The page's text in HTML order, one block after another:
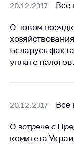
Биржевая
Беларусь
данных
20.12.2017 Все
О новом
Беларусь
уплате
20.12.2017 Все
О встрече с
комитета